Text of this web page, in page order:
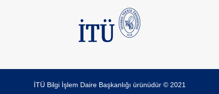
İTÜ Bilgi İşlem Daire Başkanlığı ürünüdür © 2021